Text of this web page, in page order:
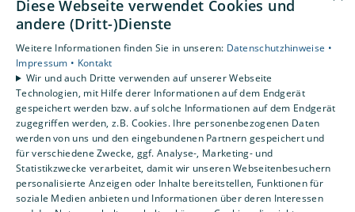
Unsere Bereiche
Privatkunden
Gewerbekunden
Karriere
Unternehmen
Kontakt
Diese Webseite verwendet Cookies und
andere (Dritt-)Dienste
Weitere Informationen finden Sie in unseren: Datenschutzhinweise •
Impressum • Kontakt
Wir und auch Dritte verwenden auf unserer Webseite
Technologien, mit Hilfe derer Informationen auf dem Endgerät
gespeichert werden bzw. auf solche Informationen auf dem Endgerät
zugegriffen werden, z.B. Cookies. Ihre personenbezogenen Daten
werden von uns und den eingebundenen Partnern gespeichert und
für verschiedene Zwecke, ggf. Analyse-, Marketing- und
Statistikzwecke verarbeitet, damit wir unseren Webseitenbesuchern
personalisierte Anzeigen oder Inhalte bereitstellen, Funktionen für
soziale Medien anbieten und Informationen über deren Interessen